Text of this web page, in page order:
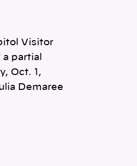
Visitor
partial
Oct. 1,
Demaree